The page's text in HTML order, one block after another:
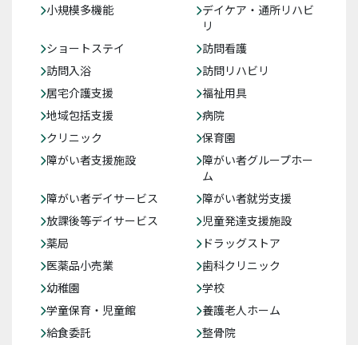
小規模多機能
デイケア・通所リハビ
リ
ショートステイ
訪問看護
訪問入浴
訪問リハビリ
居宅介護支援
福祉用具
地域包括支援
病院
クリニック
保育園
障がい者支援施設
障がい者グループホー
ム
障がい者デイサービス
障がい者就労支援
放課後等デイサービス
児童発達支援施設
薬局
ドラッグストア
医薬品小売業
歯科クリニック
幼稚園
学校
学童保育・児童館
養護老人ホーム
給食委託
整骨院